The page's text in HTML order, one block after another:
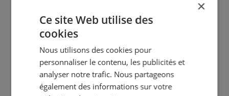
info@cepro.fr
Entrer en contact
×
Ce site Web utilise des
cookies
Nous utilisons des cookies pour
personnaliser le contenu, les publicités et
analyser notre trafic. Nous partageons
également des informations sur votre